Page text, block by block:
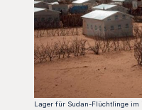
Lager für Sudan-Flüchtlinge